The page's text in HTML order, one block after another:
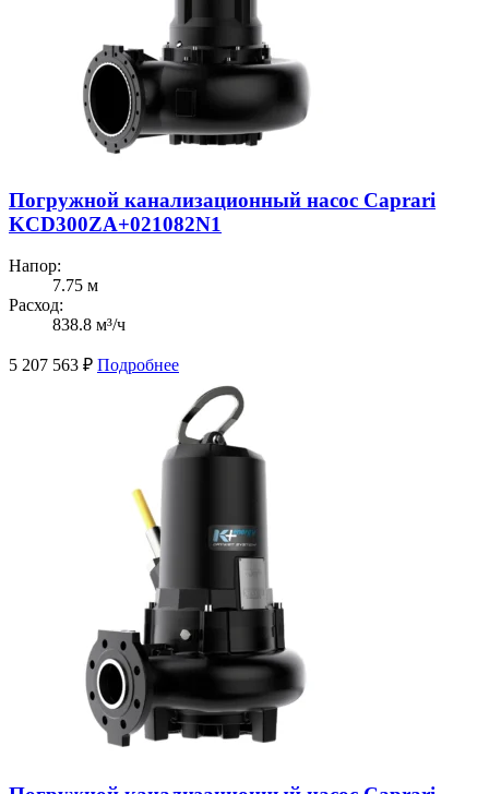
Погружной канализационный насос Caprari
KCD300ZA+021082N1
Напор:
7.75 м
Расход:
838.8 м³/ч
5 207 563 ₽ Подробнее